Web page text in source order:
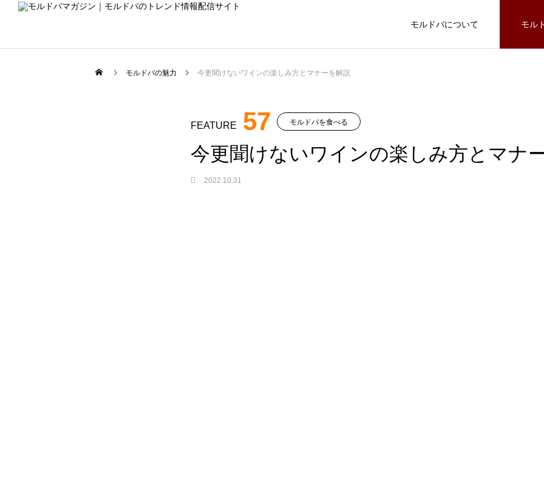
モルドバについて モル
使える雑学！日本と海外のワインの歴史
モルドバの魅力 今更聞けないワインの楽しみ方とマナーを解説
FEATURE 57 モルドバを食べる
今更聞けないワインの楽しみ方とマナ
2022.10.31